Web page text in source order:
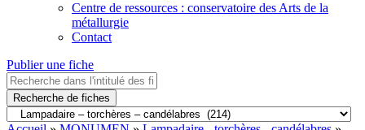
Centre de ressources : conservatoire des Arts de la
métallurgie
Contact
Publier une fiche
Recherche de fiches